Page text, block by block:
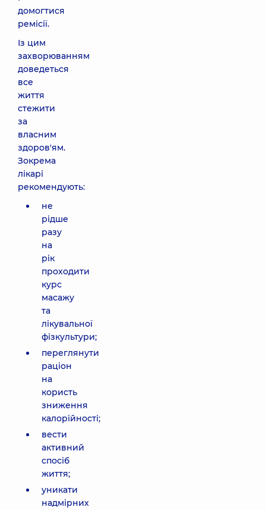
домогтися
ремісії.
Із цим
захворюванням
доведеться
все
життя
стежити
за
власним
здоров'ям.
Зокрема
лікарі
рекомендують:
не
рідше
разу
на
рік
проходити
курс
масажу
та
лікувальної
фізкультури;
переглянути
раціон
на
користь
зниження
калорійності;
вести
активний
спосіб
життя;
уникати
надмірних